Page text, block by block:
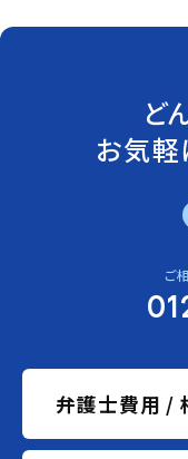
ど
お気軽
ご
弁護士費用 /